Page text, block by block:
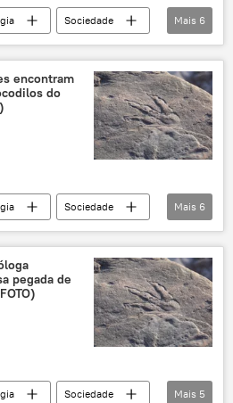
Sociedade
fósseis
humanos EUA
Mais 6
encontram
do
Sociedade
raro
Mais 6
pegada de
Sociedade
Mais 5